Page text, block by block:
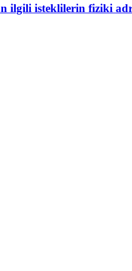
ilgili isteklilerin fiziki